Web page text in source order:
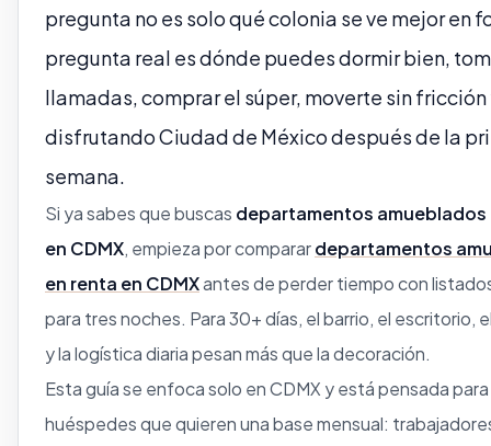
pregunta no es solo qué colonia se ve mejor en
pregunta real es dónde puedes dormir bien,
llamadas, comprar el súper, moverte sin fricción
disfrutando Ciudad de México después de la
semana.
Si ya sabes que buscas departamentos amueblados
en CDMX, empieza por comparardepartamentos
en renta en CDMXantes de perder tiempo con
para tres noches. Para 30+ días, el barrio, el escritorio,
y la logística diaria pesan más que la decoración.
Esta guía se enfoca solo en CDMX y está pensada para
huéspedes que quieren una base mensual: